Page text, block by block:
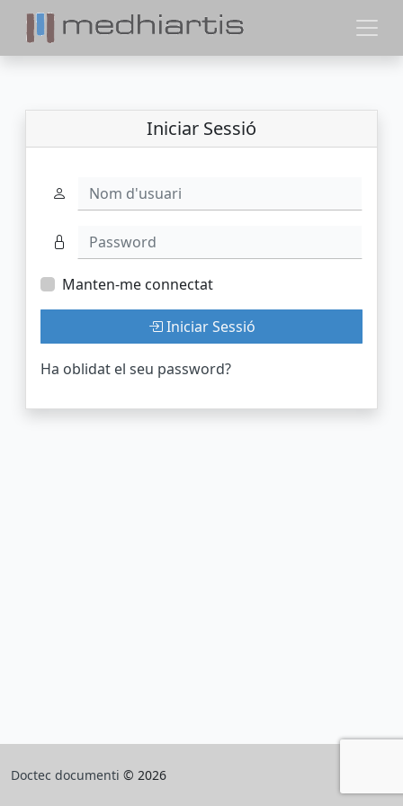
Iniciar Sessió
Nom d'usuari
Password
Manten-me connectat
Iniciar Sessió
Ha oblidat el seu password?
Doctec documenti © 2026